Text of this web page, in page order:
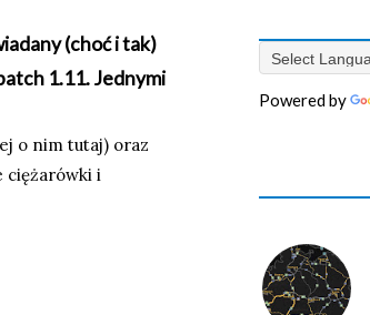
(choć i tak)
1.11. Jednymi
o nim tutaj) oraz
ciężarówki i
Powered by